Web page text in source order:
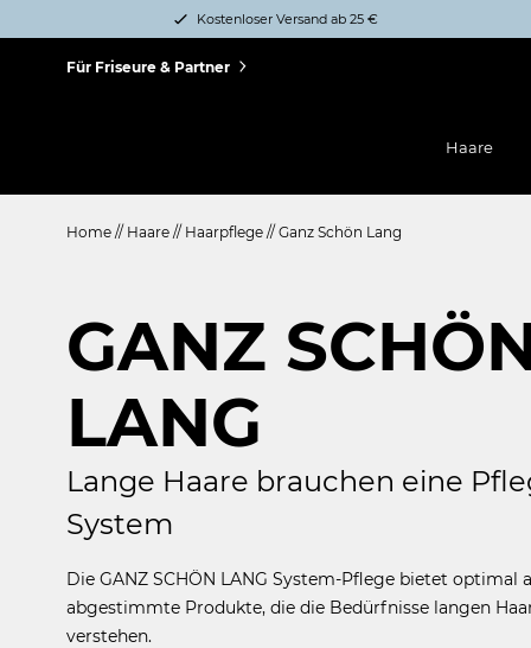
Kostenloser Versand ab 25 €
Für Friseure & Partner
Haare
Home // Haare // Haarpflege // Ganz Schön Lang
GANZ
LANG
Lange Haare brauchen eine
System
Die GANZ SCHÖN LANG System-Pflege bietet optimal
abgestimmte Produkte, die die Bedürfnisse langen
verstehen.